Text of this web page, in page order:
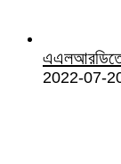
2022-07-